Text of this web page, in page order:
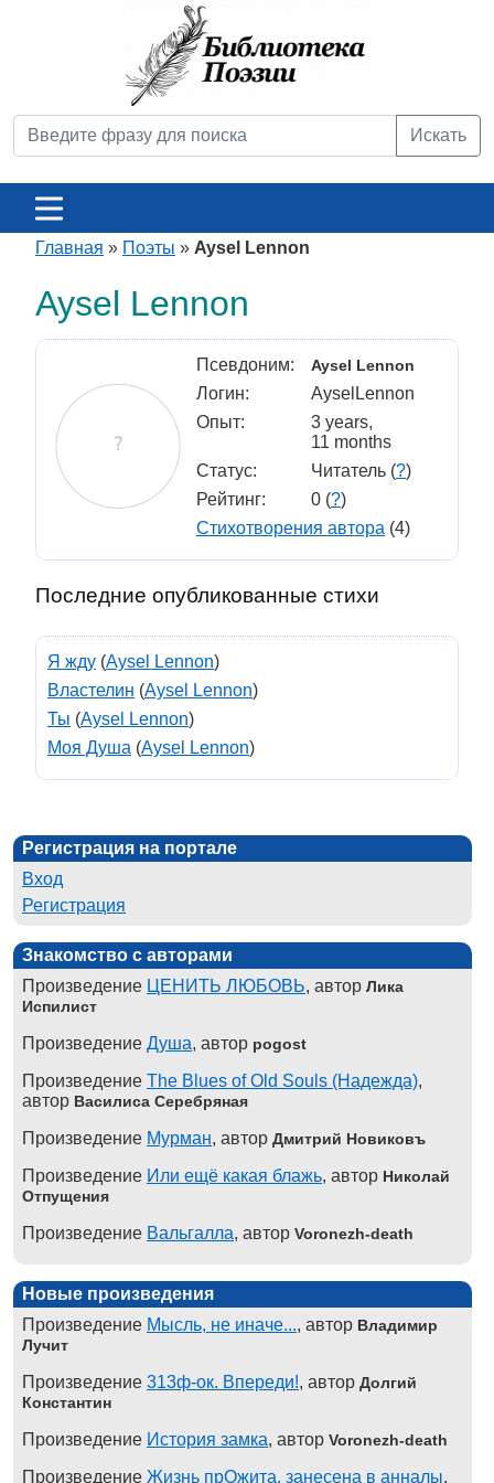
Искать
Главная » Поэты » Aysel Lennon
Aysel Lennon
Псевдоним: Aysel Lennon
Логин:
AyselLennon
Опыт:
3 years,
11 months
Статус:
Читатель (?)
Рейтинг:
0 (?)
Стихотворения автора (4)
Последние опубликованные стихи
Я жду (Aysel Lennon)
Властелин (Aysel Lennon)
Ты (Aysel Lennon)
Моя Душа (Aysel Lennon)
Регистрация на портале
Вход
Регистрация
Знакомство с авторами
Произведение ЦЕНИТЬ ЛЮБОВЬ, автор Лика
Испилист
Произведение Душа, автор pogost
Произведение The Blues of Old Souls (Надежда),
автор Василиса Серебряная
Произведение Мурман, автор Дмитрий Новиковъ
Произведение Или ещё какая блажь, автор Николай
Отпущения
Произведение Вальгалла, автор Voronezh-death
Новые произведения
Произведение Мысль, не иначе..., автор Владимир
Лучит
Произведение 313ф-ок. Впереди!, автор Долгий
Константин
Произведение История замка, автор Voronezh-death
Произведение Жизнь прОжита, занесена в анналы,